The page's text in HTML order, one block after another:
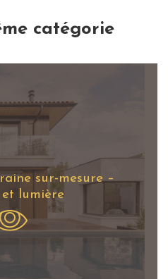
catégorie
sur-mesure –
et lumière